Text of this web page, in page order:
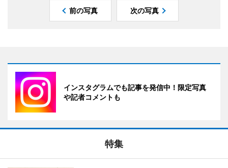
前の写真 次の写真
インスタグラムでも記事を発信中！限定写真
や記者コメントも
特集